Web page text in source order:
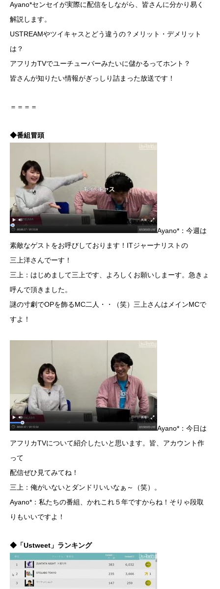
Ayano*センセイが実際に配信をしながら、皆さんに分かり易く
解説します。
USTREAMやツイキャスとどう違うの？メリット・デメリット
は？
アフリカTVでユーチューバーみたいに儲かるってホント？
皆さんが知りたい情報がぎっしり詰まった放送です！
＝＝＝＝
◆番組冒頭
Ayano*：今週は
素敵なゲストをお呼びしております！ITジャーナリストの
三上洋さんでーす！
三上：はじめまして三上です、よろしくお願いしまーす。急きょ
呼んで頂きました。
謎の寸劇でOPを飾るMC二人・・（笑）三上さんはメインMCで
すよ！
Ayano*：今日は
アフリカTVについて紹介したいと思います。皆、アカウント作
って
配信ぜひ見てみてね！
三上：俺がいないとダンドリいいなぁ～（笑）。
Ayano*：私たちの番組、かれこれ５年ですからね！そりゃ段取
りもいいですよ！
◆「Ustweet 」ランキング